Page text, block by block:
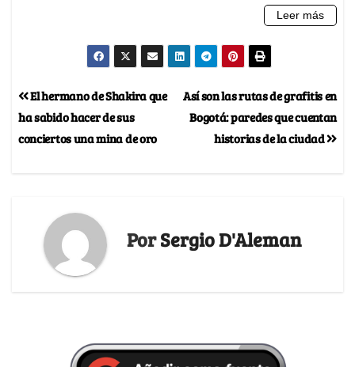
Así son las rutas de grafitis en
Bogotá: paredes que cuentan
historias de la ciudad
El hermano de Shakira que
ha sabido hacer de sus
conciertos una mina de oro
PorSergio D'Aleman